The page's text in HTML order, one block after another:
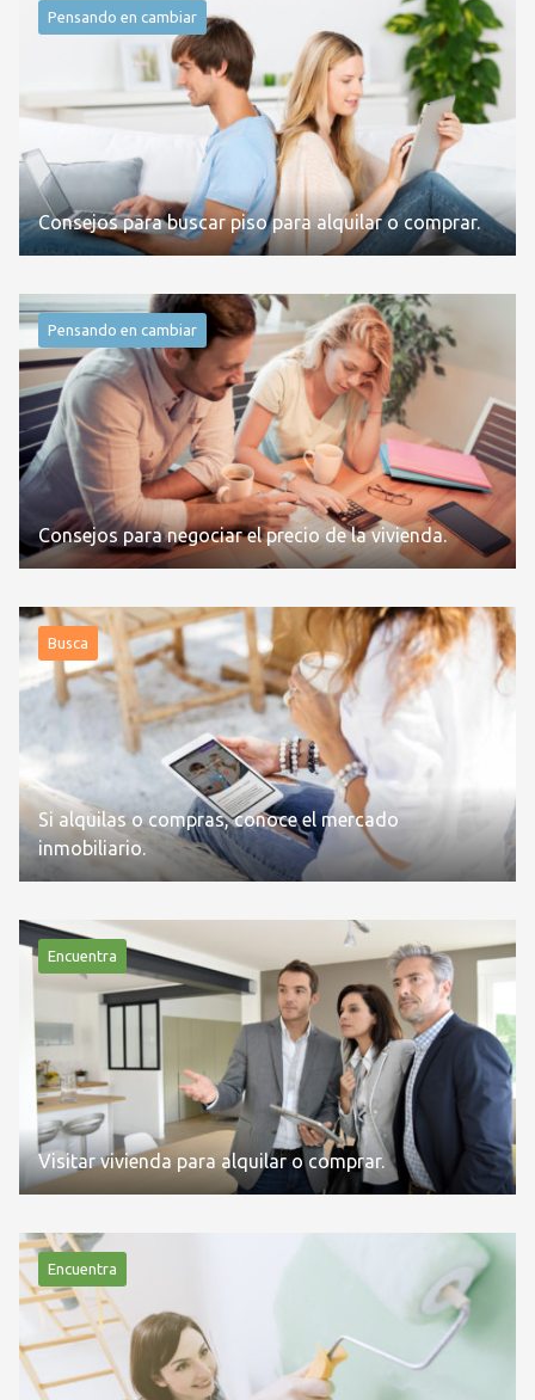
Pensando en cambiar
Consejos para buscar piso para alquilar o comprar.
Pensando en cambiar
Consejos para negociar el precio de la vivienda.
Busca
Si alquilas o compras, conoce el mercado
inmobiliario.
Encuentra
Visitar vivienda para alquilar o comprar.
Encuentra